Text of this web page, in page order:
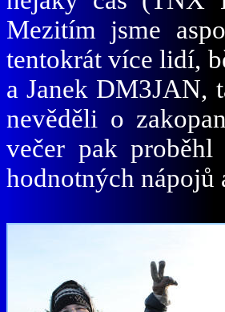
Mezitím jsme
tentokrát více lidí,
a Janek DM3JAN,
nevěděli o
večer pak
hodnotných nápojů